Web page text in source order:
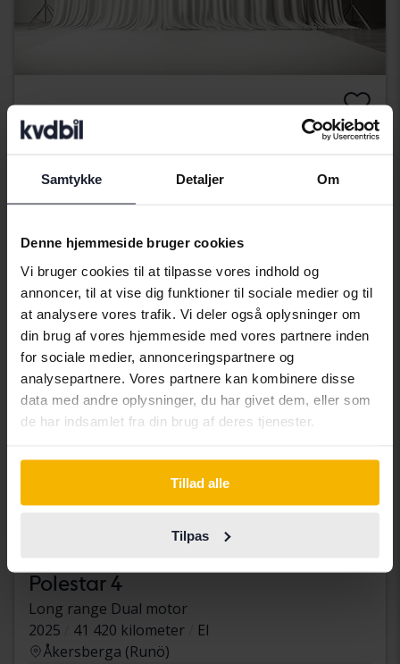
Samtykke Detaljer Om
Denne hjemmeside bruger cookies
Vi bruger cookies til at tilpasse vores indhold og
annoncer, til at vise dig funktioner til sociale medier og til
at analysere vores trafik. Vi deler også oplysninger om
din brug af vores hjemmeside med vores partnere inden
for sociale medier, annonceringspartnere og
analysepartnere. Vores partnere kan kombinere disse
data med andre oplysninger, du har givet dem, eller som
de har indsamlet fra din brug af deres tjenester.
Tillad alle
Tilpas
Polestar 2
2023
El
Kungälv (Ellesbo)
Vores værdiansættelse er på vej
Kommer snart
Polestar 4
Long range Dual motor
2025
41 420 kilometer
El
Åkersberga (Runö)